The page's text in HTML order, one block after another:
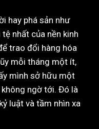
hay phá sản như
nhất của nền kinh
trao đổi hàng hóa
mỗi tháng một ít,
mình sở hữu một
ngờ tới. Đó là
luật và tầm nhìn xa